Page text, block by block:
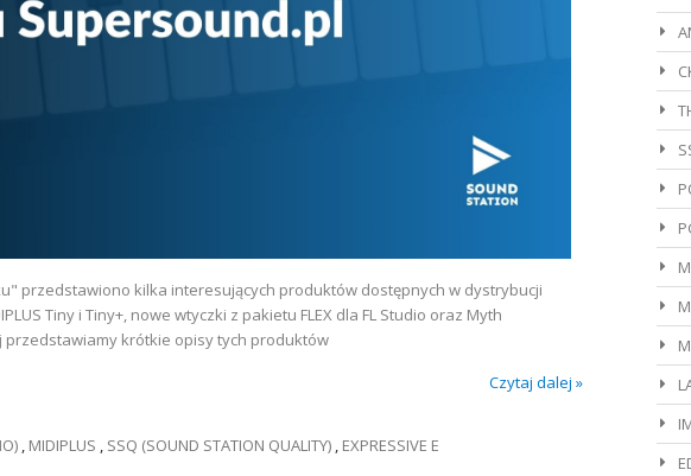
przedstawiono kilka interesujących produktów dostępnych w dystrybucji
Tiny i Tiny+, nowe wtyczki z pakietu FLEX dla FL Studio oraz Myth
przedstawiamy krótkie opisy tych produktów
Czytaj dalej »
, MIDIPLUS , SSQ (SOUND STATION QUALITY) , EXPRESSIVE E